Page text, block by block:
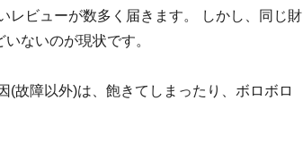
レビューが数多く届きます。 しかし、同じ財
ないのが現状です。
故障以外)は、飽きてしまったり、ボロボロ